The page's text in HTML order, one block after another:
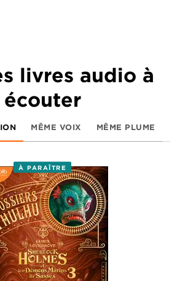
livres audio à
écouter
MÊME VOIX MÊME PLUME
À PARAÎTRE